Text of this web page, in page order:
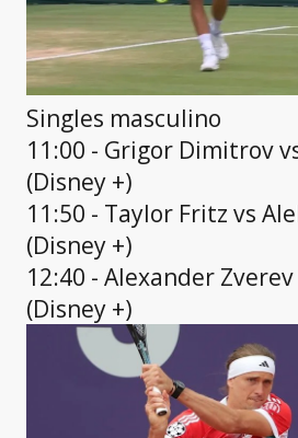
Singles masculino
11:00 - Grigor Dimitrov
(Disney +)
11:50 - Taylor Fritz vs
(Disney +)
12:40 - Alexander
(Disney +)